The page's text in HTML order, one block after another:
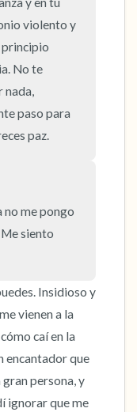
violento y
principio
No te
nada,
paso para
paz.
no me pongo
siento
Insidioso y
vienen a la
caí en la
encantador que
persona, y
ignorar que me
ventana)
hay frente